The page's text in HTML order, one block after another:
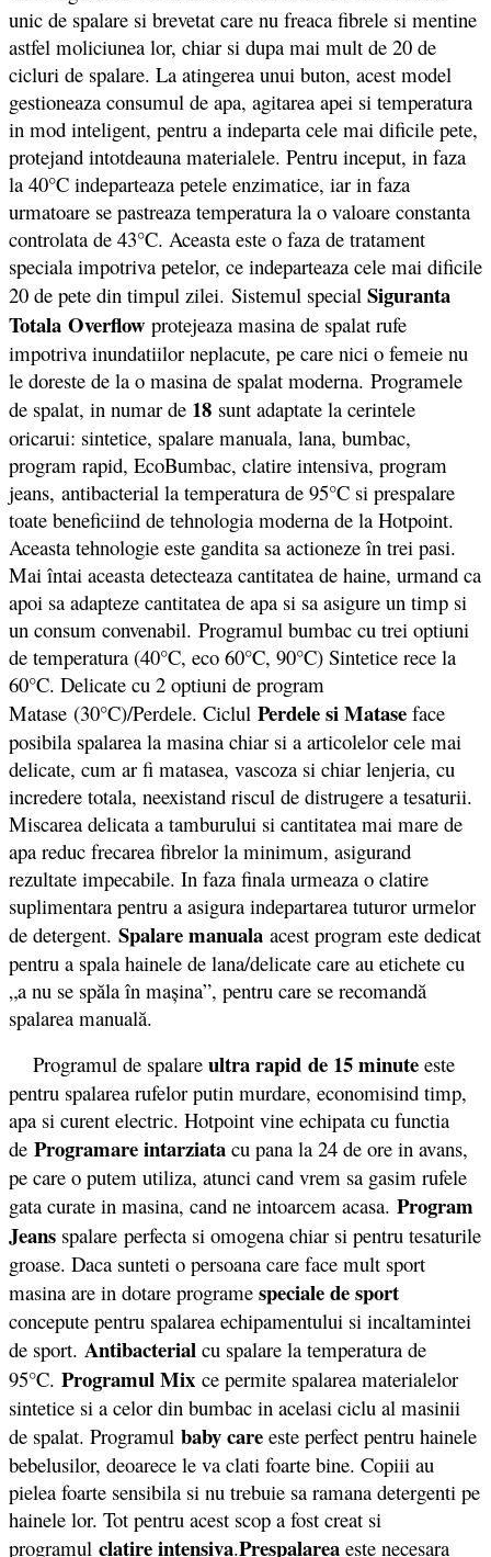
unic de spalare si brevetat care nu freaca fibrele si mentine
astfel moliciunea lor, chiar si dupa mai mult de 20 de
cicluri de spalare. La atingerea unui buton, acest model
gestioneaza consumul de apa, agitarea apei si temperatura
in mod inteligent, pentru a indeparta cele mai dificile pete,
protejand intotdeauna materialele. Pentru inceput, in faza
la 40°C indeparteaza petele enzimatice, iar in faza
urmatoare se pastreaza temperatura la o valoare constanta
controlata de 43°C. Aceasta este o faza de tratament
speciala impotriva petelor, ce indeparteaza cele mai dificile
20 de pete din timpul zilei. Sistemul special Siguranta
Totala Overflow protejeaza masina de spalat rufe
impotriva inundatiilor neplacute, pe care nici o femeie nu
le doreste de la o masina de spalat moderna. Programele
de spalat, in numar de 18 sunt adaptate la cerintele
oricarui: sintetice, spalare manuala, lana, bumbac,
program rapid, EcoBumbac, clatire intensiva, program
jeans, antibacterial la temperatura de 95°C si prespalare
toate beneficiind de tehnologia moderna de la Hotpoint.
Aceasta tehnologie este gandita sa actioneze în trei pasi.
Mai întai aceasta detecteaza cantitatea de haine, urmand ca
apoi sa adapteze cantitatea de apa si sa asigure un timp si
un consum convenabil. Programul bumbac cu trei optiuni
de temperatura (40°C, eco 60°C, 90°C) Sintetice rece la
60°C. Delicate cu 2 optiuni de program
Matase (30°C)/Perdele. Ciclul Perdele si Matase face
posibila spalarea la masina chiar si a articolelor cele mai
delicate, cum ar fi matasea, vascoza si chiar lenjeria, cu
incredere totala, neexistand riscul de distrugere a tesaturii.
Miscarea delicata a tamburului si cantitatea mai mare de
apa reduc frecarea fibrelor la minimum, asigurand
rezultate impecabile. In faza finala urmeaza o clatire
suplimentara pentru a asigura indepartarea tuturor urmelor
de detergent. Spalare manuala acest program este dedicat
pentru a spala hainele de lana/delicate care au etichete cu
„a nu se spăla în maşina”, pentru care se recomandă
spalarea manuală.
Programul de spalare ultra rapid de 15 minute este
pentru spalarea rufelor putin murdare, economisind timp,
apa si curent electric. Hotpoint vine echipata cu functia
de Programare intarziata cu pana la 24 de ore in avans,
pe care o putem utiliza, atunci cand vrem sa gasim rufele
gata curate in masina, cand ne intoarcem acasa. Program
Jeans spalare perfecta si omogena chiar si pentru tesaturile
groase. Daca sunteti o persoana care face mult sport
masina are in dotare programe speciale de sport
concepute pentru spalarea echipamentului si incaltamintei
de sport. Antibacterial cu spalare la temperatura de
95°C. Programul Mix ce permite spalarea materialelor
sintetice si a celor din bumbac in acelasi ciclu al masinii
de spalat. Programul baby care este perfect pentru hainele
bebelusilor, deoarece le va clati foarte bine. Copiii au
pielea foarte sensibila si nu trebuie sa ramana detergenti pe
hainele lor. Tot pentru acest scop a fost creat si
programul clatire intensiva.Prespalarea este necesara